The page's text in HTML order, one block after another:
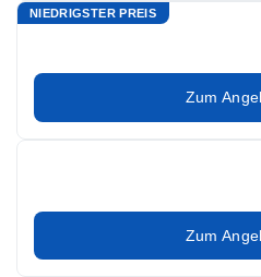
NIEDRIGSTER PREIS
Zum
Zum